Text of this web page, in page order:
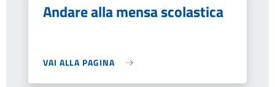
Andare alla mensa scolastica
VAI ALLA PAGINA